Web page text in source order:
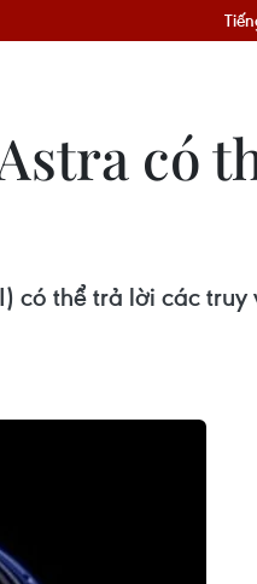
có
có thể trả lời các